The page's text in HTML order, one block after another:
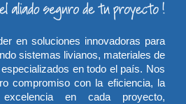
en soluciones innovadoras para
sistemas livianos, materiales de
en todo el país. Nos
compromiso con la eficiencia, la
en cada proyecto,